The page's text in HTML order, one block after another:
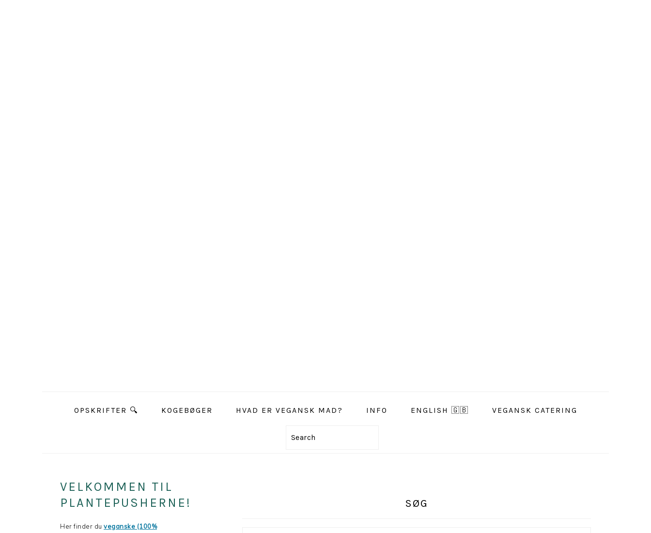
OPSKRIFTER 🔍 KOGEBØGER HVAD ER VEGANSK MAD? INFO ENGLISH 🇬🇧 VEGANSK CATERING
Search
SØG
PRIMARY
SIDEBAR
VELKOMMEN TIL
PLANTEPUSHERNE!
Her finder du veganske (100%